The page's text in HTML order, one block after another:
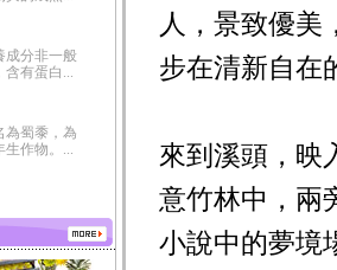
成分非一般
含有蛋白...
為蜀黍，為
生作物。...
脂肪、磷...
人，景致優美
步在清新自在
來到溪頭，映
意竹林中，兩
小說中的夢境